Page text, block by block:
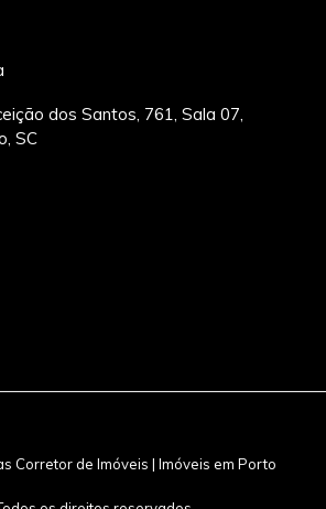
dos Santos, 761, Sala 07,
SC
Corretor de Imóveis | Imóveis em Porto